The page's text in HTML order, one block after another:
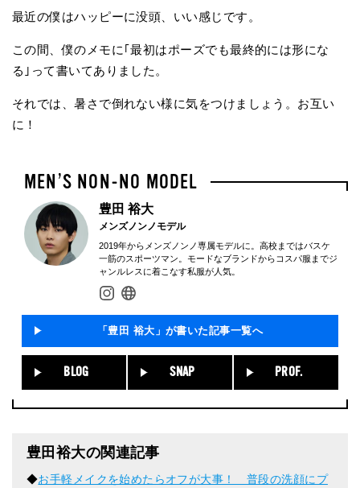
最近の僕はハッピーに没頭、いい感じです。
この間、僕のメモに｢最初はポーズでも最終的には形にな
る｣って書いてありました。
それでは、暑さで倒れない様に気をつけましょう。お互い
に！
豊田 裕大
メンズノンノモデル
2019年からメンズノンノ専属モデルに。高校まではバスケ
一筋のスポーツマン。モードなブランドからコスパ服までジ
ャンルレスに着こなす私服が人気。
「豊田 裕大」が書いた記事一覧へ
BLOG SNAP PROF.
豊田裕大の関連記事
◆お手軽メイクを始めたらオフが大事！ 普段の洗顔にプ